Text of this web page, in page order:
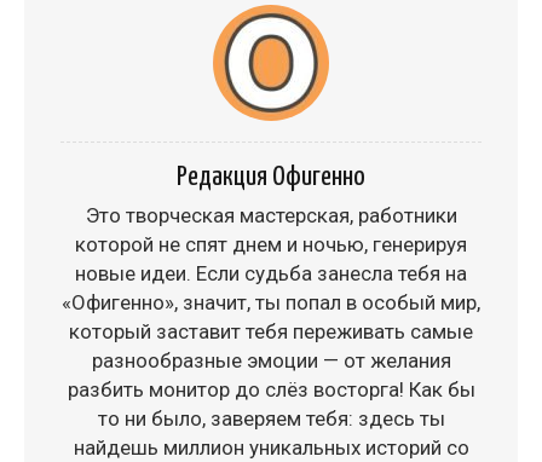
Редакция Офигенно
Это творческая мастерская, работники
которой не спят днем и ночью, генерируя
новые идеи. Если судьба занесла тебя на
«Офигенно», значит, ты попал в особый мир,
который заставит тебя переживать самые
разнообразные эмоции — от желания
разбить монитор до слёз восторга! Как бы
то ни было, заверяем тебя: здесь ты
найдешь миллион уникальных историй со